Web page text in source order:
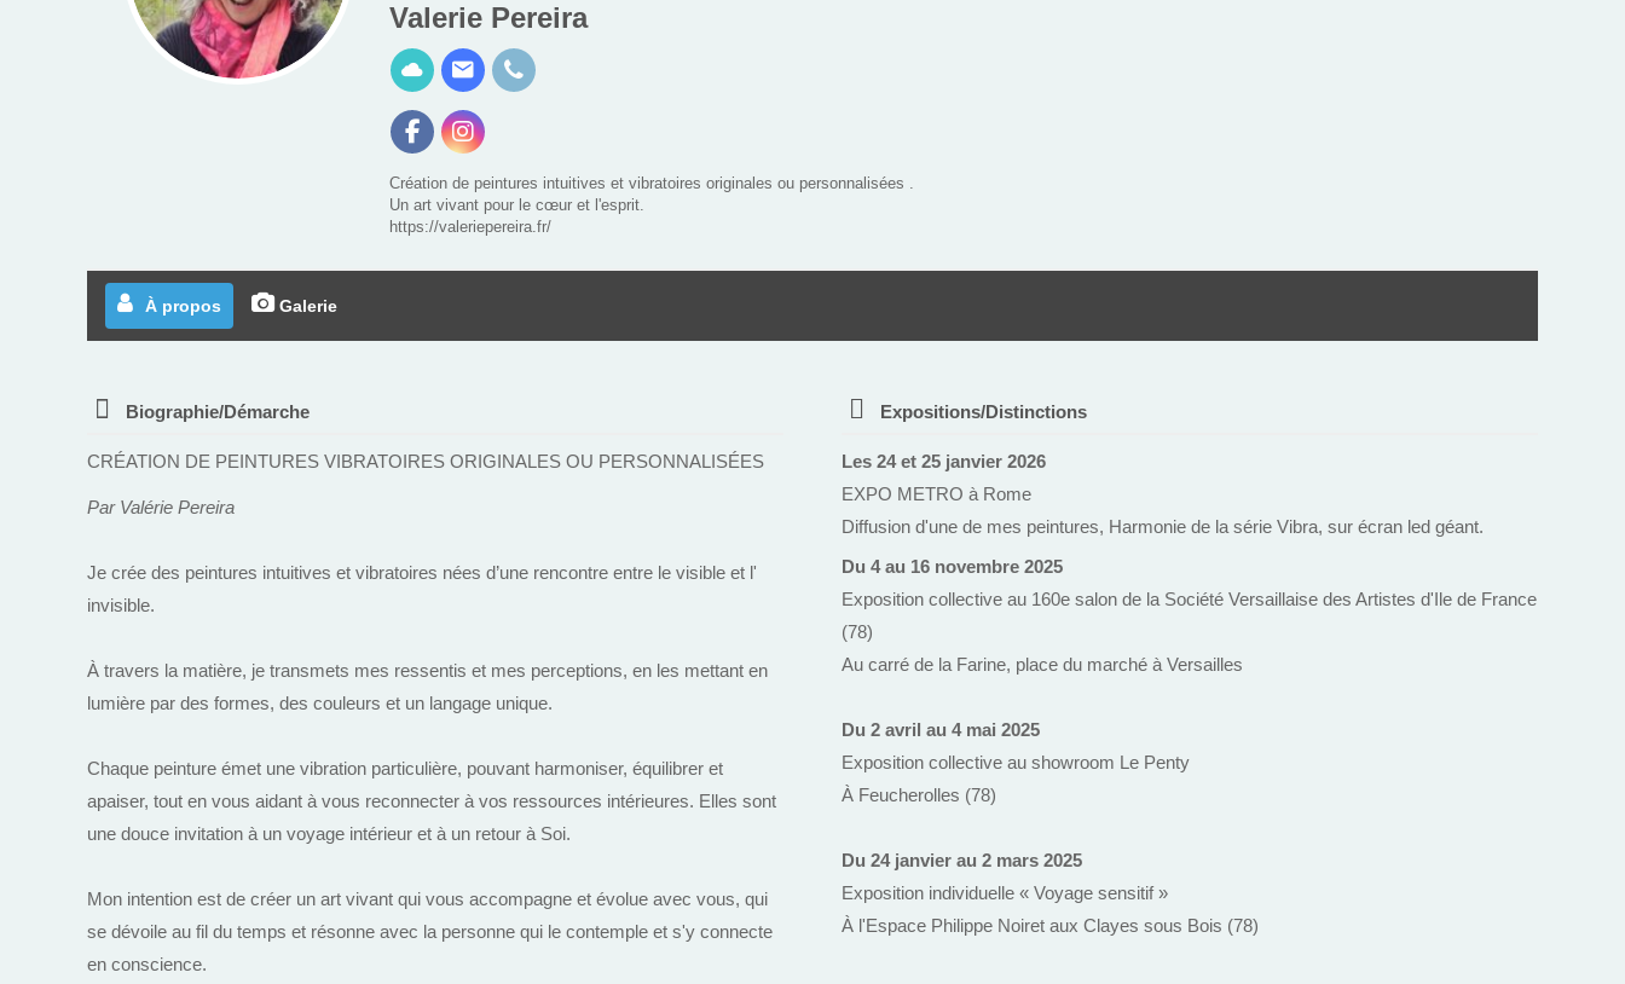
Valerie Pereira
Création de peintures intuitives et vibratoires originales ou personnalisées .
Un art vivant pour le cœur et l'esprit.
https://valeriepereira.fr/
À propos Galerie
Biographie/Démarche
CRÉATION DE PEINTURES VIBRATOIRES ORIGINALES OU PERSONNALISÉES
Par Valérie Pereira
Je crée des peintures intuitives et vibratoires nées d’une rencontre entre le visible et l'
invisible.
À travers la matière, je transmets mes ressentis et mes perceptions, en les mettant en
lumière par des formes, des couleurs et un langage unique.
Chaque peinture émet une vibration particulière, pouvant harmoniser, équilibrer et
apaiser, tout en vous aidant à vous reconnecter à vos ressources intérieures. Elles sont
une douce invitation à un voyage intérieur et à un retour à Soi.
Mon intention est de créer un art vivant qui vous accompagne et évolue avec vous, qui
se dévoile au fil du temps et résonne avec la personne qui le contemple et s'y connecte
en conscience.
Expositions/Distinctions
Les 24 et 25 janvier 2026
EXPO METRO à Rome
Diffusion d'une de mes peintures, Harmonie de la série Vibra, sur écran led géant.
Du 4 au 16 novembre 2025
Exposition collective au 160e salon de la Société Versaillaise des Artistes d'Ile de France
(78)
Au carré de la Farine, place du marché à Versailles
Du 2 avril au 4 mai 2025
Exposition collective au showroom Le Penty
À Feucherolles (78)
Du 24 janvier au 2 mars 2025
Exposition individuelle « Voyage sensitif »
À l'Espace Philippe Noiret aux Clayes sous Bois (78)